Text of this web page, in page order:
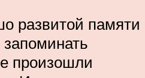
развитой памяти
произошли